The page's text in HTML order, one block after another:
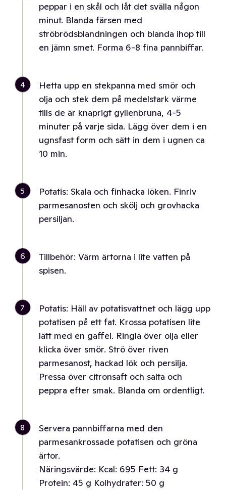
peppar i en skål och låt det svälla någon
minut. Blanda färsen med
ströbrödsblandningen och blanda ihop till
en jämn smet. Forma 6-8 fina pannbiffar.
4
Hetta upp en stekpanna med smör och
olja och stek dem på medelstark värme
tills de är knaprigt gyllenbruna, 4-5
minuter på varje sida. Lägg över dem i en
ugnsfast form och sätt in dem i ugnen ca
10 min.
5
Potatis: Skala och finhacka löken. Finriv
parmesanosten och skölj och grovhacka
persiljan.
6
Tillbehör: Värm ärtorna i lite vatten på
spisen.
7
Potatis: Häll av potatisvattnet och lägg upp
potatisen på ett fat. Krossa potatisen lite
lätt med en gaffel. Ringla över olja eller
klicka över smör. Strö över riven
parmesanost, hackad lök och persilja.
Pressa över citronsaft och salta och
peppra efter smak. Blanda om ordentligt.
8
Servera pannbiffarna med den
parmesankrossade potatisen och gröna
ärtor.
Näringsvärde: Kcal: 695 Fett: 34 g
Protein: 45 g Kolhydrater: 50 g